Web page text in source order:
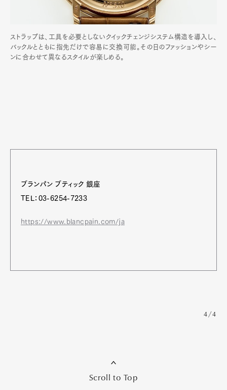
ストラップは、工具を必要としないクイックチェンジシステム構造を導入し、
バックルとともに指先だけで容易に交換可能。その日のファッションやシー
ンに合わせて異なるスタイルが楽しめる。
ブランパン ブティック 銀座
TEL：03-6254-7233
https://www.blancpain.com/ja
4/4
Scroll to Top